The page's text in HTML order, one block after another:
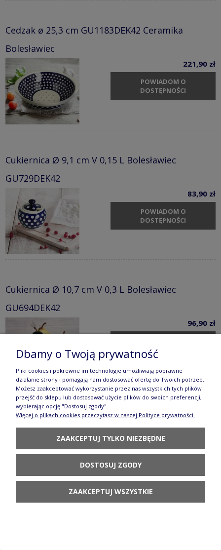
Cedzak ø 25,3 cm GU1183DEK42 Ceramika
Bolesławiec
221,90 zł
POWIADOM O
DOSTĘPNOŚCI
Cukiernica Ø 9,1 cm V 0,15 L Bolesławiec
GU729DEK42
83,90 zł
POWIADOM O
DOSTĘPNOŚCI
Cukiernica Ø 10,7 cm V 0,3 L Bolesławiec
GU694DEK42
96,90 zł
DOSTĘPNOŚCI
Cukiernica V 0,35 L Bolesławiec GU944DEK42
POWIADOM O
DOSTĘPNOŚCI
Dbamy o Twoją prywatność
Pliki cookies i pokrewne im technologie umożliwiają poprawne
działanie strony i pomagają nam dostosować ofertę do Twoich potrzeb.
Możesz zaakceptować wykorzystanie przez nas wszystkich tych plików i
przejść do sklepu lub dostosować użycie plików do swoich preferencji,
wybierając opcję "Dostosuj zgody".
Więcej o plikach cookies przeczytasz w naszej Polityce prywatności.
ZAAKCEPTUJ TYLKO NIEZBĘDNE
DOSTOSUJ ZGODY
ZAAKCEPTUJ WSZYSTKIE